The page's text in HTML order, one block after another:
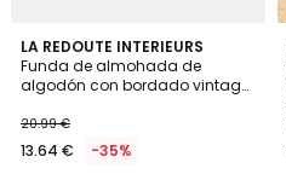
LA REDOUTE INTERIEURS
Funda de almohada de
algodón con bordado vintage,
20.99 €
13.64 € -35%